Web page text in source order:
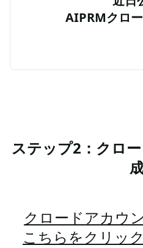
AIPRMクロ
ステップ2：クロ
クロードアカウ
こちらをクリッ